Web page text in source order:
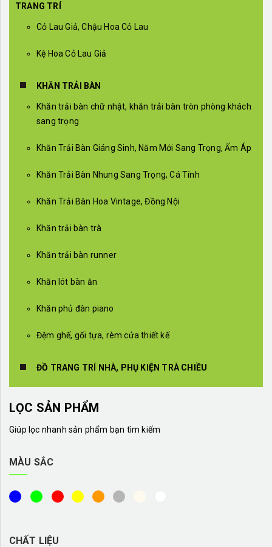
TRANG TRÍ
Cỏ Lau Giả, Chậu Hoa Cỏ Lau
Kệ Hoa Cỏ Lau Giả
KHĂN TRẢI BÀN
Khăn trải bàn chữ nhật, khăn trải bàn tròn phòng khách
sang trọng
Khăn Trải Bàn Giáng Sinh, Năm Mới Sang Trọng, Ấm Áp
Khăn Trải Bàn Nhung Sang Trọng, Cá Tính
Khăn Trải Bàn Hoa Vintage, Đồng Nội
Khăn trải bàn trà
Khăn trải bàn runner
Khăn lót bàn ăn
Khăn phủ đàn piano
Đệm ghế, gối tựa, rèm cửa thiết kế
ĐỒ TRANG TRÍ NHÀ, PHỤ KIỆN TRÀ CHIỀU
LỌC SẢN PHẨM
Giúp lọc nhanh sản phẩm bạn tìm kiếm
MÀU SẮC
CHẤT LIỆU